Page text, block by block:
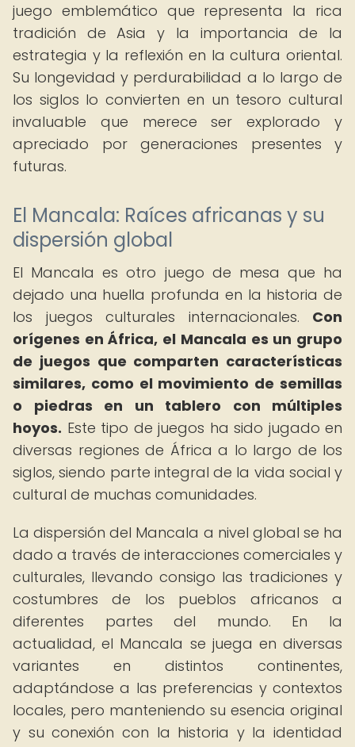
juego emblemático que representa la rica
tradición de Asia y la importancia de la
estrategia y la reflexión en la cultura oriental.
Su longevidad y perdurabilidad a lo largo de
los siglos lo convierten en un tesoro cultural
invaluable que merece ser explorado y
apreciado por generaciones presentes y
futuras.
El Mancala: Raíces africanas y su
dispersión global
El Mancala es otro juego de mesa que ha
dejado una huella profunda en la historia de
los juegos culturales internacionales. Con
orígenes en África, el Mancala es un grupo
de juegos que comparten características
similares, como el movimiento de semillas
o piedras en un tablero con múltiples
hoyos. Este tipo de juegos ha sido jugado en
diversas regiones de África a lo largo de los
siglos, siendo parte integral de la vida social y
cultural de muchas comunidades.
La dispersión del Mancala a nivel global se ha
dado a través de interacciones comerciales y
culturales, llevando consigo las tradiciones y
costumbres de los pueblos africanos a
diferentes partes del mundo. En la
actualidad, el Mancala se juega en diversas
variantes en distintos continentes,
adaptándose a las preferencias y contextos
locales, pero manteniendo su esencia original
y su conexión con la historia y la identidad